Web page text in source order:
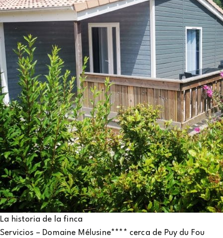
La historia de la finca
Servicios – Domaine Mélusine**** cerca de Puy du Fou
info@domainemelusine.com
Aviso legal
Condiciones generales de venta
Agence de communication Studio Plune
2022